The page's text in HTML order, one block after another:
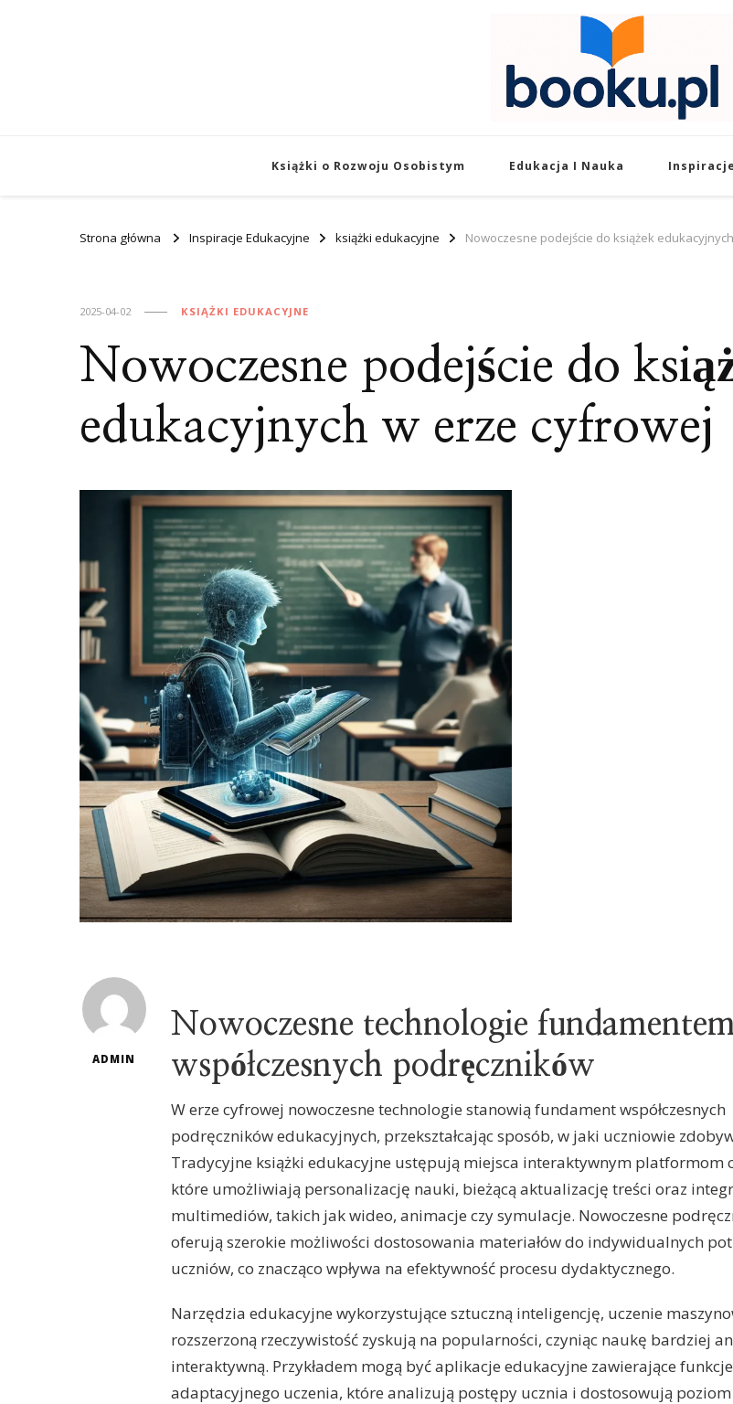
Książki o Rozwoju Osobistym Edukacja I Nauka
Strona główna Inspiracje Edukacyjne książki edukacyjne Nowoczesne podejście do książek
2025-04-02 KSIĄŻKI EDUKACYJNE
Nowoczesne podejście do
edukacyjnych w erze cyfrowej
ADMIN
Nowoczesne technologie
współczesnych podręczników
W erze cyfrowej nowoczesne technologie stanowią fundament współczesnych
podręczników edukacyjnych, przekształcając sposób, w jaki uczniowie
Tradycyjne książki edukacyjne ustępują miejsca interaktywnym platformom
które umożliwiają personalizację nauki, bieżącą aktualizację treści oraz
multimediów, takich jak wideo, animacje czy symulacje. Nowoczesne
oferują szerokie możliwości dostosowania materiałów do indywidualnych
uczniów, co znacząco wpływa na efektywność procesu dydaktycznego.
Narzędzia edukacyjne wykorzystujące sztuczną inteligencję, uczenie
rozszerzoną rzeczywistość zyskują na popularności, czyniąc naukę bardziej
interaktywną. Przykładem mogą być aplikacje edukacyjne zawierające funkcje
adaptacyjnego uczenia, które analizują postępy ucznia i dostosowują